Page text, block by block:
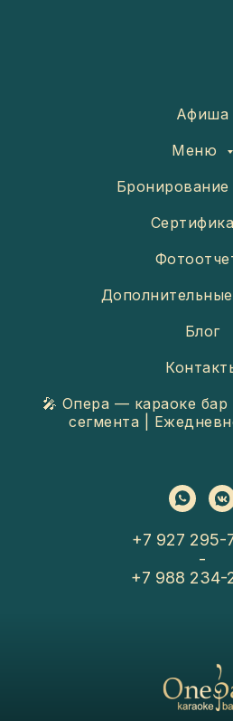
Афиша
Меню
Бронирование
Блог
🎤 Опера — караоке
сегмента |
+7 927 295-
-
+7 988 234-